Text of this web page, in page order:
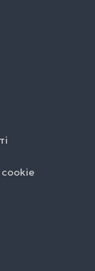
cookie